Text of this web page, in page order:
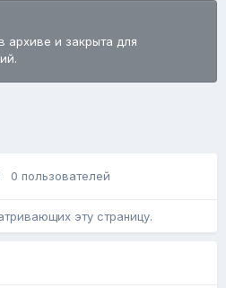
архиве и закрыта для
0 пользователей
эту страницу.